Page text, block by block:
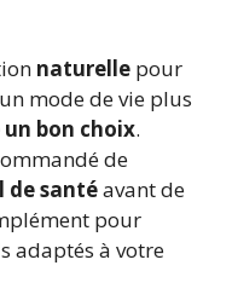
naturelle pour
mode de vie plus
bon choix.
de
de santéavant de
pour
adaptés à votre